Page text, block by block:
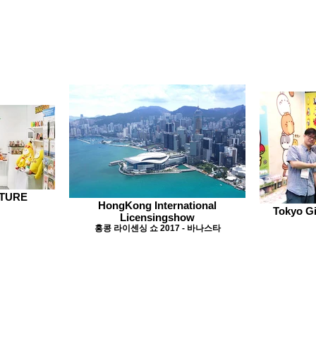
HongKong International
Licensingshow
홍콩 라이센싱 쇼 2017 - 바나스타
Tokyo